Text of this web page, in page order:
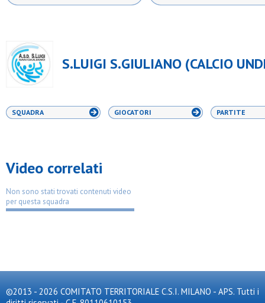
S.LUIGI S.GIULIANO (CALCIO
SQUADRA GIOCATORI PARTITE
Video correlati
Non sono stati trovati contenuti video
per questa squadra
©2013 - 2026 COMITATO TERRITORIALE C.S.I. MILANO - APS. Tutti i